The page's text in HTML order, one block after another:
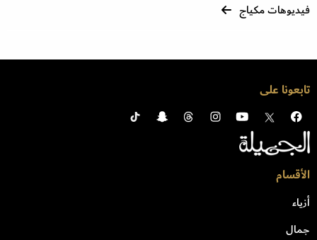
فيديوهات مكياج
تابعونا على
الأقسام
أزياء
جمال